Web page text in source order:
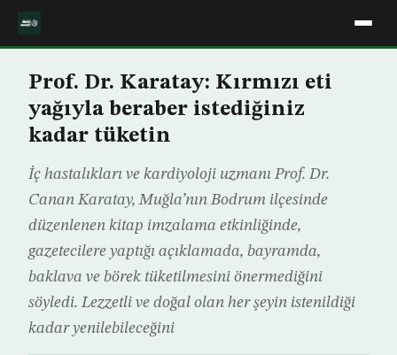
Prof. Dr. Karatay: Kırmızı eti
yağıyla beraber istediğiniz
kadar tüketin
İç hastalıkları ve kardiyoloji uzmanı Prof. Dr.
Canan Karatay, Muğla’nın Bodrum ilçesinde
düzenlenen kitap imzalama etkinliğinde,
gazetecilere yaptığı açıklamada, bayramda,
baklava ve börek tüketilmesini önermediğini
söyledi. Lezzetli ve doğal olan her şeyin istenildiği
kadar yenilebileceğini